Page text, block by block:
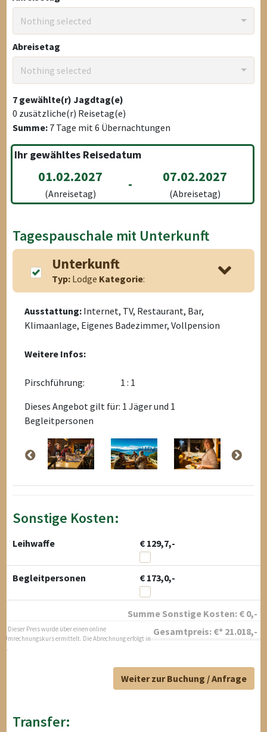
Nothing selected
Abreisetag
Nothing selected
7 gewählte(r) Jagdtag(e)
0 zusätzliche(r) Reisetag(e)
Summe: 7 Tage mit6 Übernachtungen
Ihr gewähltes Reisedatum
01.02.2027
(Anreisetag)
- 07.02.2027
(Abreisetag)
Tagespauschale mit Unterkunft
Unterkunft
Typ: Lodge Kategorie:
Ausstattung: Internet, TV, Restaurant, Bar,
Klimaanlage, Eigenes Badezimmer, Vollpension
Weitere Infos:
Pirschführung:
1 : 1
Dieses Angebot gilt für: 1 Jäger und 1
Begleitpersonen
Sonstige Kosten:
Leihwaffe € 129,7,-
Begleitpersonen € 173,0,-
Summe Sonstige Kosten: € 0,-
Gesamtpreis: €* 21.018,-
* Dieser Preis wurde über einen online
Umrechnungskurs ermittelt. Die Abrechnung erfolgt in
$.
Weiter zur Buchung / Anfrage
Transfer: